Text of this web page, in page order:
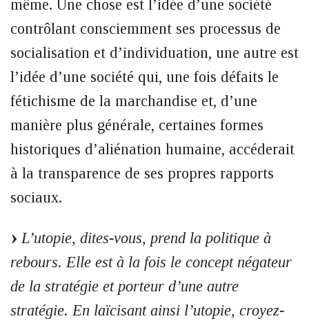
même. Une chose est l’idée d’une société
contrôlant consciemment ses processus de
socialisation et d’individuation, une autre est
l’idée d’une société qui, une fois défaits le
fétichisme de la marchandise et, d’une
manière plus générale, certaines formes
historiques d’aliénation humaine, accéderait
à la transparence de ses propres rapports
sociaux.
L’utopie, dites-vous, prend la politique à
rebours. Elle est à la fois le concept négateur
de la stratégie et porteur d’une autre
stratégie. En laïcisant ainsi l’utopie, croyez-